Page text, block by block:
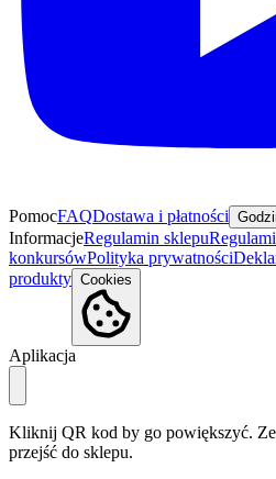
PomocFAQDostawa i płatności
InformacjeRegulamin sklepu
konkursówPolityka prywatności
produkty Cookies
Aplikacja
Kliknij QR kod by go powiększyć.
przejść do sklepu.